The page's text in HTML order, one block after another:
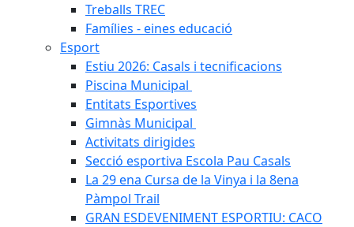
Treballs TREC
Famílies - eines educació
Esport
Estiu 2026: Casals i tecnificacions
Piscina Municipal
Entitats Esportives
Gimnàs Municipal
Activitats dirigides
Secció esportiva Escola Pau Casals
La 29 ena Cursa de la Vinya i la 8ena
Pàmpol Trail
GRAN ESDEVENIMENT ESPORTIU: CACO